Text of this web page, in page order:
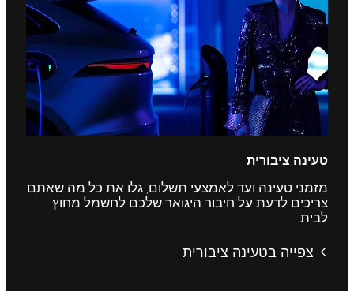
טעינה ציבורית
מזמני טעינה ועד לאמצעי תשלום, גלו את כל מה שאתם
צריכים לדעת על חיבור היגואר שלכם לחשמל מחוץ
לבית.
צפייה בטעינה ציבורית